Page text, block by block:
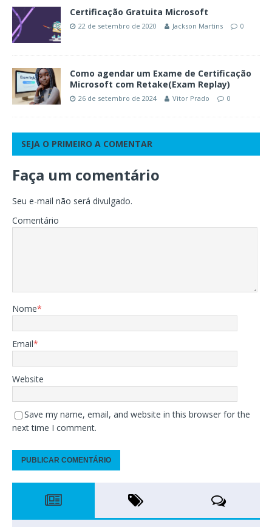
Certificação Gratuita Microsoft
22 de setembro de 2020 Jackson Martins 0
Como agendar um Exame de Certificação
Microsoft com Retake(Exam Replay)
26 de setembro de 2024 Vitor Prado 0
SEJA O PRIMEIRO A COMENTAR
Faça um comentário
Seu e-mail não será divulgado.
Comentário
Nome*
Email*
Website
Save my name, email, and website in this browser for the
next time I comment.